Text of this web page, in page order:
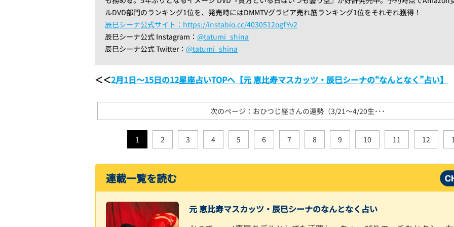
ルDVD部門のランキング1位を、発売時にはDMMTVグラビア売れ筋ランキング1位をそれぞれ獲得！
辰巳シーナ公式サイト：https://instabio.cc/4030512ogfYv2
辰巳シーナ公式 Instagram： @tatumi_shina
辰巳シーナ公式 Twitter： @tatumi_shina
＜＜2月1日〜15日の12星座占いTOPへ【元 恵比寿マスカッツ・辰巳シーナの“なんとなく”占い】
次のページ：おひつじ座さんの運勢（3/21〜4/20生･･･
1 2 3 4 5 6 7 8 9 10 11 12
連載一覧を読む
元 恵比寿マスカッツ・辰巳シーナのなんとなく占い